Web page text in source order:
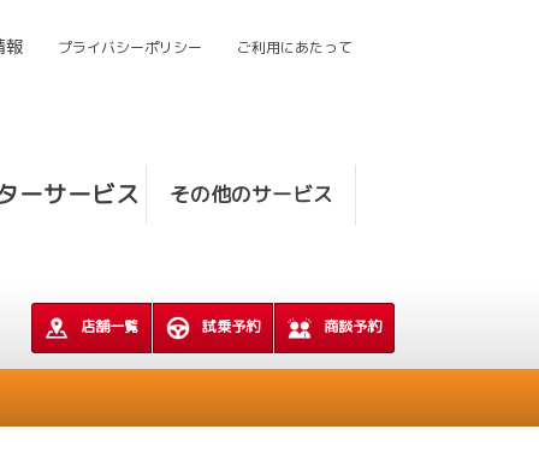
ーサービス その他のサービス
報 プライバシーポリシー ご利用にあたって
店舗一覧 試乗予約 商談予約